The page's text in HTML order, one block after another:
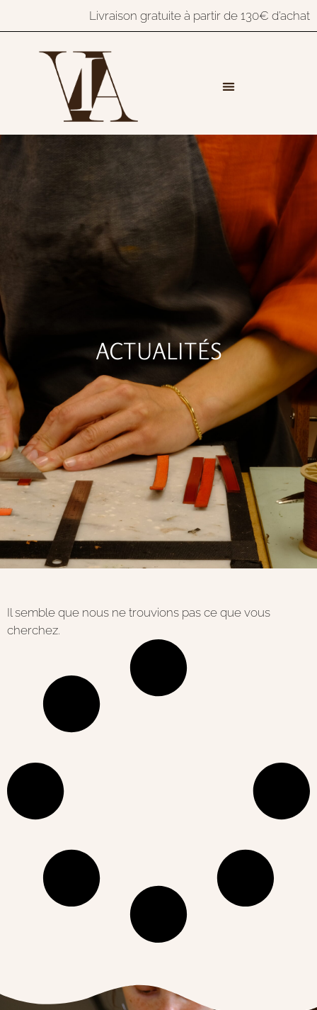
Livraison gratuite à partir de 130€ d’achat
ACTUALITÉS
Il semble que nous ne trouvions pas ce que vous
cherchez.